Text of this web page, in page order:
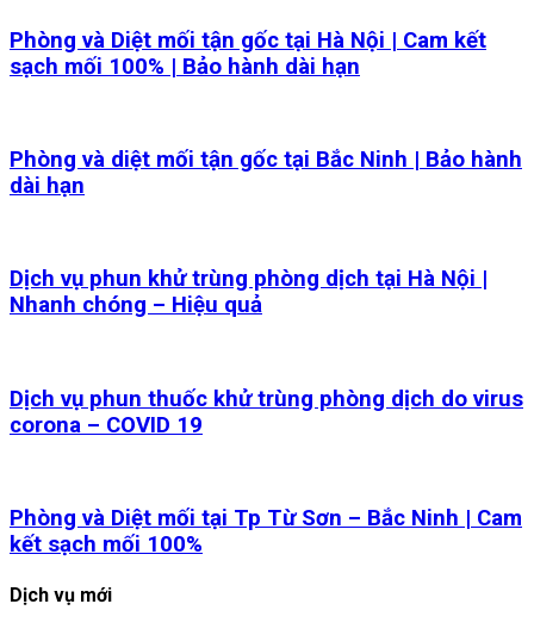
Phòng và Diệt mối tận gốc tại Hà Nội | Cam kết
sạch mối 100% | Bảo hành dài hạn
Phòng và diệt mối tận gốc tại Bắc Ninh | Bảo hành
dài hạn
Dịch vụ phun khử trùng phòng dịch tại Hà Nội |
Nhanh chóng – Hiệu quả
Dịch vụ phun thuốc khử trùng phòng dịch do virus
corona – COVID 19
Phòng và Diệt mối tại Tp Từ Sơn – Bắc Ninh | Cam
kết sạch mối 100%
Dịch vụ mới